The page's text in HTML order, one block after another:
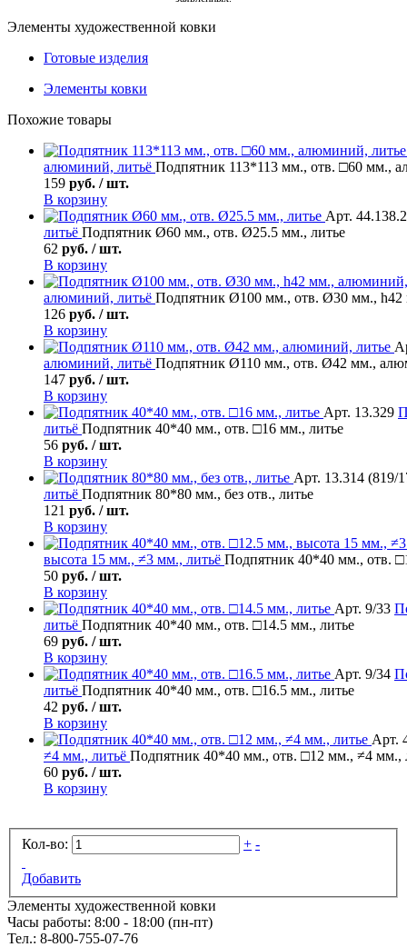
Элементы художественной ковки
Готовые изделия
Элементы ковки
Похожие товары
алюминий, литьё Подпятник 113*113 мм., отв. □60 мм.,
159 руб. / шт.
В корзину
Арт.
литьё Подпятник Ø60 мм., отв. Ø25.5 мм., литье
62 руб. / шт.
В корзину
алюминий, литьё Подпятник Ø100 мм., отв. Ø30 мм.,
126 руб. / шт.
В корзину
алюминий, литьё Подпятник Ø110 мм., отв. Ø42 мм.,
147 руб. / шт.
В корзину
Арт. 13.329
литьё Подпятник 40*40 мм., отв. □16 мм., литье
56 руб. / шт.
В корзину
Арт. 13.314 (819/
литьё Подпятник 80*80 мм., без отв., литье
121 руб. / шт.
В корзину
высота 15 мм., ≠3 мм., литьё Подпятник 40*40 мм., отв.
50 руб. / шт.
В корзину
Арт. 9/33
литьё Подпятник 40*40 мм., отв. □14.5 мм., литье
69 руб. / шт.
В корзину
Арт. 9/34
литьё Подпятник 40*40 мм., отв. □16.5 мм., литье
42 руб. / шт.
В корзину
Арт.
≠4 мм., литьё Подпятник 40*40 мм., отв. □12 мм., ≠4 мм.,
60 руб. / шт.
В корзину
Кол-во: + -
Добавить
Элементы художественной ковки
Часы работы: 8:00 - 18:00 (пн-пт)
Тел.: 8-800-755-07-76